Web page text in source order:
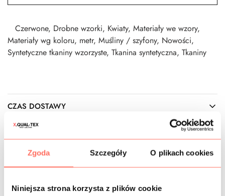
Zgoda Szczegóły O plikach cookies
Niniejsza strona korzysta z plików cookie
Czerwone, Drobne wzorki, Kwiaty, Materiały we wzory,
Materiały wg koloru, metr, Muśliny / szyfony, Nowości,
Syntetyczne tkaniny wzorzyste, Tkanina syntetyczna, Tkaniny
CZAS DOSTAWY
KOSZTY WYSYŁKI
kwiatuszki ze sprężynkami. Wykonany z wysokiej jakości